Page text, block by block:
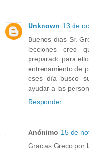
Unknown 13 de
Buenos días Sr.
lecciones creo
preparado para
entrenamiento de
eses día busco
ayudar a las
Responder
Anónimo 15 de
Gracias Greco por